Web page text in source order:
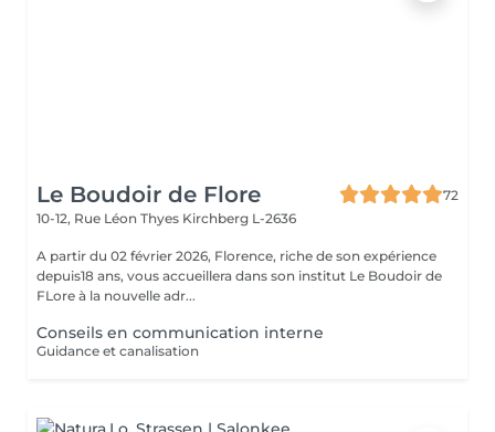
Le Boudoir de Flore
72
10-12, Rue Léon Thyes Kirchberg L-2636
A partir du 02 février 2026, Florence, riche de son expérience
depuis18 ans, vous accueillera dans son institut Le Boudoir de
FLore à la nouvelle adr...
Conseils en communication interne
Guidance et canalisation